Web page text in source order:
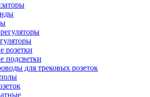
розетки
подсветки
для трековых розеток